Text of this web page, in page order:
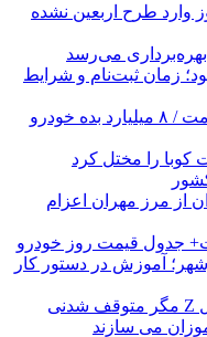
وارد طرح اربعین نشده
بهره‌برداری می‌رسد
زمان ثبت‌نام و شرایط
کاسبی خارج‌نشین‌ها با سهمیه اقامت / ۸ میلیارد بده خودرو
کوبا را مختل کرد
از مرز مهران اعزام
جدول قیمت روز خودرو
آموزش در دستور کار
سیلیکن ولیِ تهران؛ این ایران نسل Z مگر متوقف شدنی
می سازند